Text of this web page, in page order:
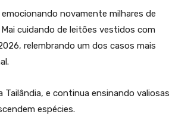
novamente milhares de
cuidando de leitões vestidos com
relembrando um dos casos mais
e continua ensinando valiosas
espécies.